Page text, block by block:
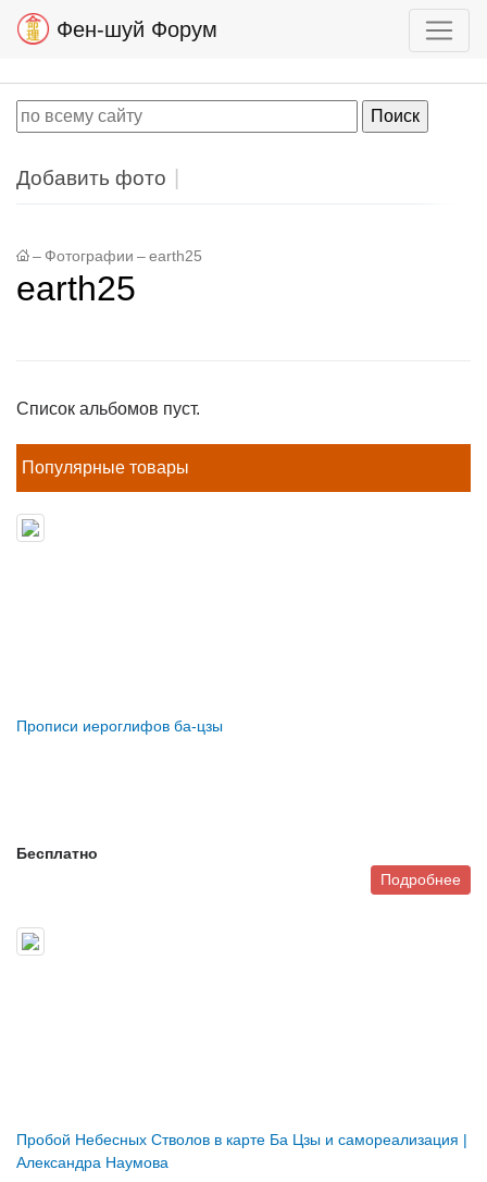
Фен-шуй Форум
Добавить фото
– Фотографии – earth25
earth25
Список альбомов пуст.
Популярные товары
Прописи иероглифов ба-цзы
Бесплатно
Подробнее
Пробой Небесных Стволов в карте Ба Цзы и самореализация |
Александра Наумова